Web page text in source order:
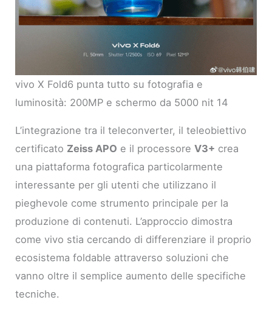
vivo X Fold6 punta tutto su fotografia e
luminosità: 200MP e schermo da 5000 nit 14
L’integrazione tra il teleconverter, il teleobiettivo
certificato Zeiss APO e il processoreV3+ crea
una piattaforma fotografica particolarmente
interessante per gli utenti che utilizzano il
pieghevole come strumento principale per la
produzione di contenuti. L’approccio dimostra
come vivo stia cercando di differenziare il proprio
ecosistema foldable attraverso soluzioni che
vanno oltre il semplice aumento delle specifiche
tecniche.